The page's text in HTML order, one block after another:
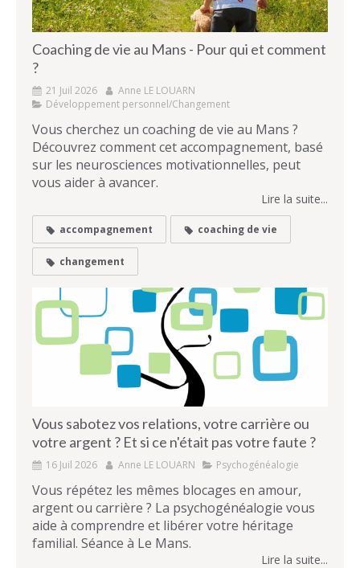
Coaching de vie au Mans - Pour qui et comment
?
21 Juil 2026
Anne LE LOUARN
Développement personnel/Changement
Vous cherchez un coaching de vie au Mans ?
Découvrez comment cet accompagnement, basé
sur les neurosciences motivationnelles, peut
vous aider à avancer.
Lire la suite...
accompagnement coaching de vie
changement
Vous sabotez vos relations, votre carrière ou
votre argent ? Et si ce n'était pas votre faute ?
16 Juil 2026 Anne LE LOUARN Psychogénéalogie
Vous répétez les mêmes blocages en amour,
argent ou carrière ? La psychogénéalogie vous
aide à comprendre et libérer votre héritage
familial. Séance à Le Mans.
Lire la suite...